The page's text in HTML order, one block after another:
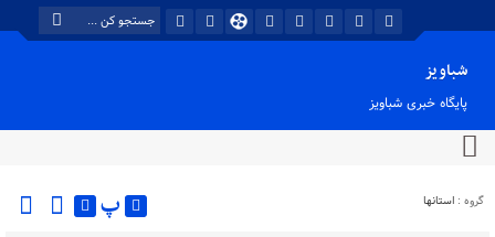
شباویز
پایگاه خبری شباویز
گروه : استانها پ